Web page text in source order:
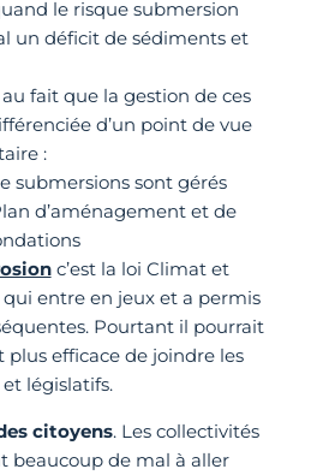
le risque submersion
un déficit de sédiments et
fait que la gestion de ces
d’un point de vue
:
submersions sont gérés
d’aménagement et de
c’est la loi Climat et
qui entre en jeux et a permis
Pourtant il pourrait
efficace de joindre les
législatifs.
citoyens. Les collectivités
beaucoup de mal à aller